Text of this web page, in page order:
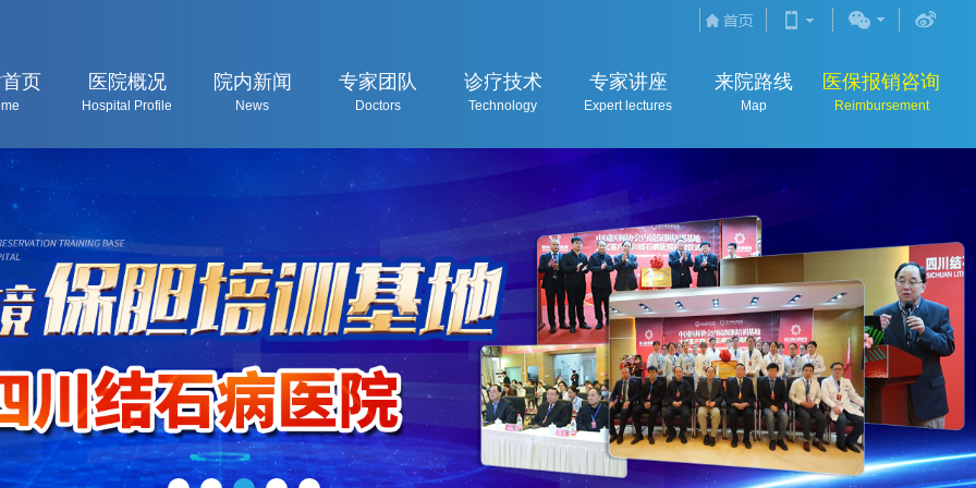
页 医院概况
Hospital Profile
院内新闻
News
专家团队
Doctors
诊疗技术
Technology
专家讲座
Expert lectures
来院路线
Map
医保报销咨询
Reimbursement